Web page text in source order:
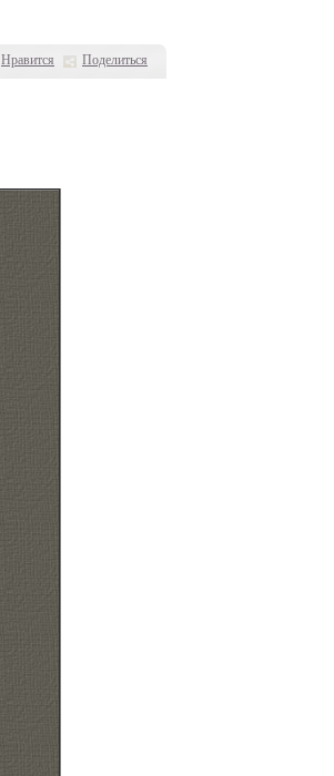
Нравится Поделиться